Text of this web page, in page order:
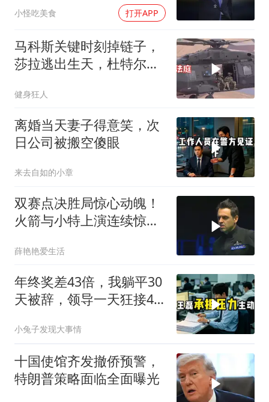
小怪吃美食 打开APP
马科斯关键时刻掉链子，
莎拉逃出生天，杜特尔特
健身狂人
离婚当天妻子得意笑，次
日公司被搬空傻眼
来去自如的小章
双赛点决胜局惊心动魄！
火箭与小特上演连续惊险
薛艳艳爱生活
年终奖差43倍，我躺平30
天被辞，领导一天狂接47
小兔子发现大事情
十国使馆齐发撤侨预警，
特朗普策略面临全面曝光